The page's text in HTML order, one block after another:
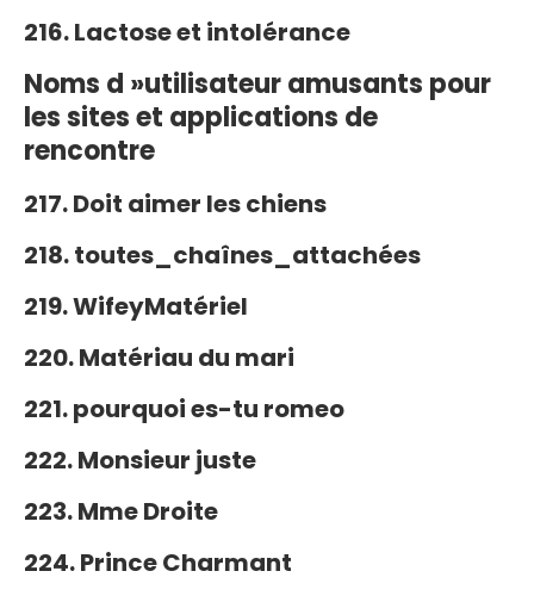
216. Lactose et intolérance
Noms d »utilisateur amusants pour
les sites et applications de
rencontre
217. Doit aimer les chiens
218. toutes_chaînes_attachées
219. WifeyMatériel
220. Matériau du mari
221. pourquoi es-tu romeo
222. Monsieur juste
223. Mme Droite
224. Prince Charmant